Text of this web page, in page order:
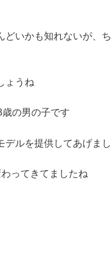
いかも知れないが、
ょうね
の男の子です
デルを提供してあげまし
ってきてましたね